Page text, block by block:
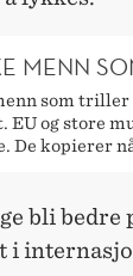
MENN
som triller
EU og store
De kopierer
bli bedre
i